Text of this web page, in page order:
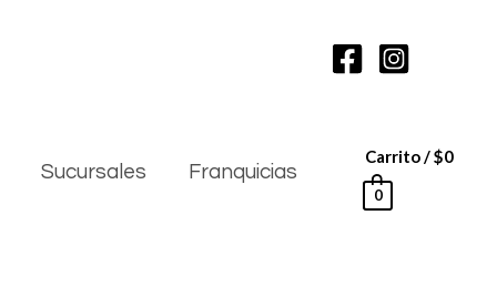
Sucursales Franquicias
Carrito/$0
0